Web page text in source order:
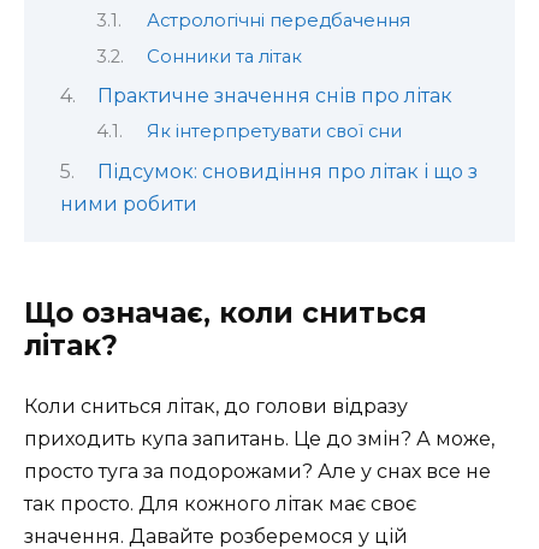
Астрологічні передбачення
Сонники та літак
Практичне значення снів про літак
Як інтерпретувати свої сни
Підсумок: сновидіння про літак і що з
ними робити
Що означає, коли сниться
літак?
Коли сниться літак, до голови відразу
приходить купа запитань. Це до змін? А може,
просто туга за подорожами? Але у снах все не
так просто. Для кожного літак має своє
значення. Давайте розберемося у цій